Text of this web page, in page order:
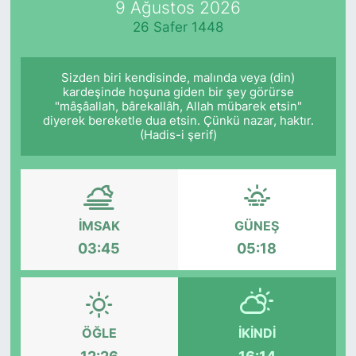
9 Ağustos 2026
26 Safer 1448
Sizden biri kendisinde, malında veya (din)
kardeşinde hoşuna giden bir şey görürse
"mâşâallah, bârekallâh, Allah mübarek etsin"
diyerek bereketle dua etsin. Çünkü nazar, haktır.
(Hadis-i şerif)
İMSAK
03:45
GÜNEŞ
05:18
ÖĞLE İKINDI
KÖŞE YAZILARI
KÖŞE YAZILARI (Arşiv)
KÜLTÜR SANAT
RÖPORTAJ
SAĞLIK
SARIYER HABERLERİ
SARIYER İMAR BARIŞI
SEKTÖR